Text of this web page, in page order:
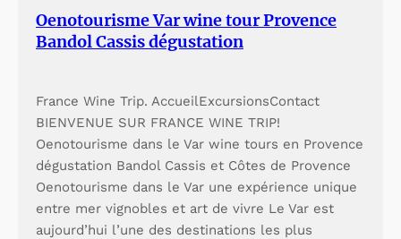
Oenotourisme Var wine tour Provence
Bandol Cassis dégustation
France Wine Trip. AccueilExcursionsContact
BIENVENUE SUR FRANCE WINE TRIP!
Oenotourisme dans le Var wine tours en Provence
dégustation Bandol Cassis et Côtes de Provence
Oenotourisme dans le Var une expérience unique
entre mer vignobles et art de vivre Le Var est
aujourd’hui l’une des destinations les plus